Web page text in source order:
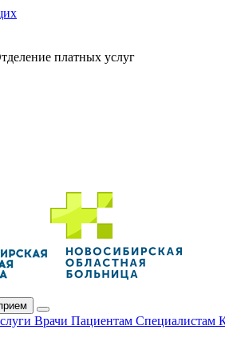
платных услуг
Врачи Пациентам Специалистам